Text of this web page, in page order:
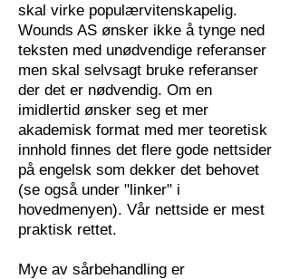
skal virke populærvitenskapelig.
Wounds AS ønsker ikke å tynge ned
teksten med unødvendige referanser
men skal selvsagt bruke referanser
der det er nødvendig. Om en
imidlertid ønsker seg et mer
akademisk format med mer teoretisk
innhold finnes det flere gode nettsider
på engelsk som dekker det behovet
(se også under "linker" i
hovedmenyen). Vår nettside er mest
praktisk rettet.
Mye av sårbehandling er